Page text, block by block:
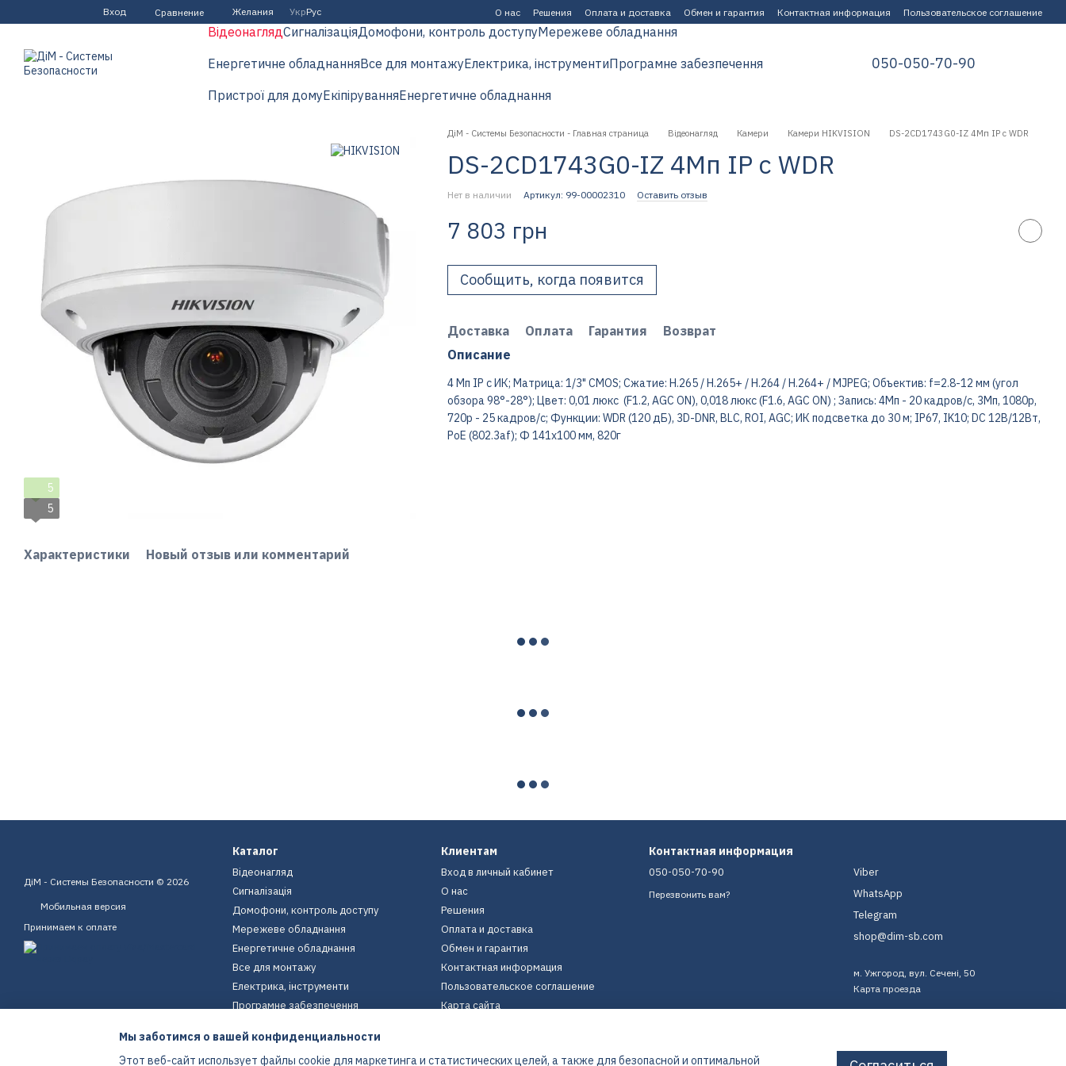
Перейти к основному контенту
Вход Сравнение Желания УкрРус О нас Решения Оплата и доставка Обмен и гарантия Контактная информация Пользовательское соглашение
ВідеонаглядСигналізаціяДомофони, контроль доступуМережеве обладнання
Енергетичне обладнанняВсе для монтажуЕлектрика, інструментиПрограмне забезпечення
Пристрої для домуЕкіпіруванняЕнергетичне обладнання
050-050-70-90
5
5
Характеристики Новый отзыв или комментарий
ДіМ - Системы Безопасности - Главная страница Відеонагляд Камери Камери HIKVISION DS-2CD1743G0-IZ 4Мп IP с WDR
DS-2CD1743G0-IZ 4Мп IP с WDR
Нет в наличии Артикул: 99-00002310 Оставить отзыв
7 803 грн
Сообщить, когда появится
Доставка Оплата Гарантия
Возврат
Описание
4 Мп IP с ИК; Матрица: 1/3" CMOS; Сжатие: Н.265 / Н.265+ / H.264 / H.264+ / MJPEG; Объектив: f=2.8-12 мм (угол
обзора 98°-28°); Цвет: 0,01 люкс (F1.2, AGC ON), 0,018 люкс (F1.6, AGC ON) ; Запись: 4Мп - 20 кадров/с, 3Мп, 1080р,
720р - 25 кадров/с; Функции: WDR (120 дБ), 3D-DNR, BLC, ROI, AGC; ИК подсветка до 30 м; IP67, IK10; DC 12В/12Вт,
PoE (802.3af); Ф 141х100 мм, 820г
ДіМ - Системы Безопасности © 2026
Мобильная версия
Принимаем к оплате
Каталог
Відеонагляд
Сигналізація
Домофони, контроль доступу
Мережеве обладнання
Енергетичне обладнання
Все для монтажу
Електрика, інструменти
Програмне забезпечення
Екіпірування
Енергетичне обладнання
Клиентам
Вход в личный кабинет
О нас
Решения
Оплата и доставка
Обмен и гарантия
Контактная информация
Пользовательское соглашение
Карта сайта
Контактная информация
050-050-70-90
Перезвонить вам?
Viber
WhatsApp
Telegram
shop@dim-sb.com
м. Ужгород, вул. Сечені, 50
Карта проезда
Мы заботимся о вашей конфиденциальности
Этот веб-сайт использует файлы cookie для маркетинга и статистических целей, а также для безопасной и оптимальной